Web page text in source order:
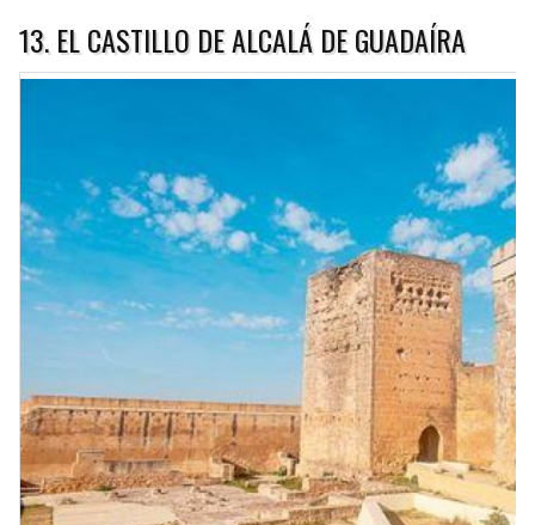
13. EL CASTILLO DE ALCALÁ DE GUADAÍRA